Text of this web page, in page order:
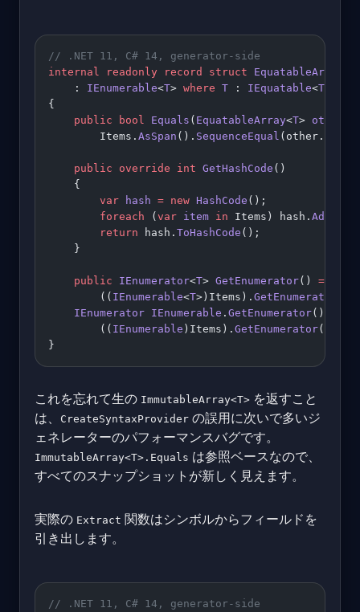
// .NET 11, C# 14, generator-side
internal
readonly record struct EquatableArray
    :
IEnumerable<T> where T : IEquatable<T
{
    public
bool Equals ( EquatableArray<T> other
        Items.
AsSpan (). SequenceEqual
    public
override int GetHashCode ()
    {
        var
hash = new HashCode ();
        foreach
( var item in Items) hash. Add
        return
hash. ToHashCode ();
    }
    public
IEnumerator<T> GetEnumerator() =>
        ((
IEnumerable<T>)Items). GetEnumerator
    IEnumerator
IEnumerable . GetEnumerator()
        ((
IEnumerable )Items). GetEnumerator();
}
これを忘れて生の ImmutableArray<T> を返すこと
は、
CreateSyntaxProvider の誤用に次いで多いジ
ェネレーターのパフォーマンスバグです。
ImmutableArray<T>.Equals は参照ベースなので、
すべてのスナップショットが新しく見えます。
実際の Extract 関数はシンボルからフィールドを
引き出します。
// .NET 11, C# 14, generator-side